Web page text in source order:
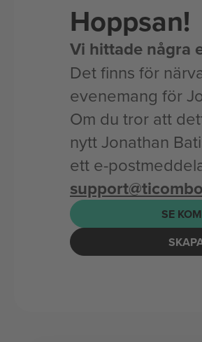
Hoppsan!
Vi hittade några
Det finns för
evenemang för
Om du tror att
nytt Jonathan
ett e-
SE